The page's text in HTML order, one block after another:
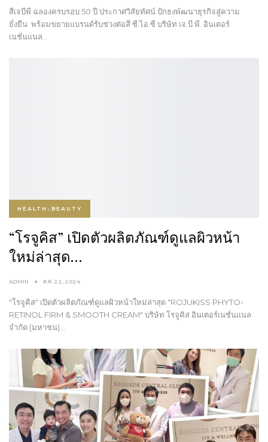
สีเจบีพี ฉลองครบรอบ 50 ปี ประกาศวิสัยทัศน์ ปักธงพัฒนาธุรกิจสู่ความ
ยั่งยืน พร้อมขยายแบรนด์รับช่วงต่อสี ซี.ไอ.ซี บริษัท เจ.บี.พี. อินเตอร์
เนชั่นแนล…
HEALTH-ฺBEAUTY
“โรจูคิส” เปิดตัวผลิตภัณฑ์ดูแลผิวหน้า
ใหม่ล่าสุด…
ADMIN ต.ค. 22, 2024
"โรจูคิส" เปิดตัวผลิตภัณฑ์ดูแลผิวหน้าใหม่ล่าสุด "ROJUKISS PHYTO-
RETINOL FIRM & SMOOTH CREAM" บริษัท โรจูคิส อินเตอร์เนชั่นแนล
จำกัด (มหาชน)…